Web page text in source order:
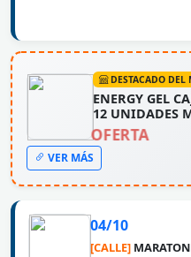
DESTACADO DEL
ENERGY GEL
12 UNIDADES
OFERTA
VER MÁS
04/10
[CALLE]